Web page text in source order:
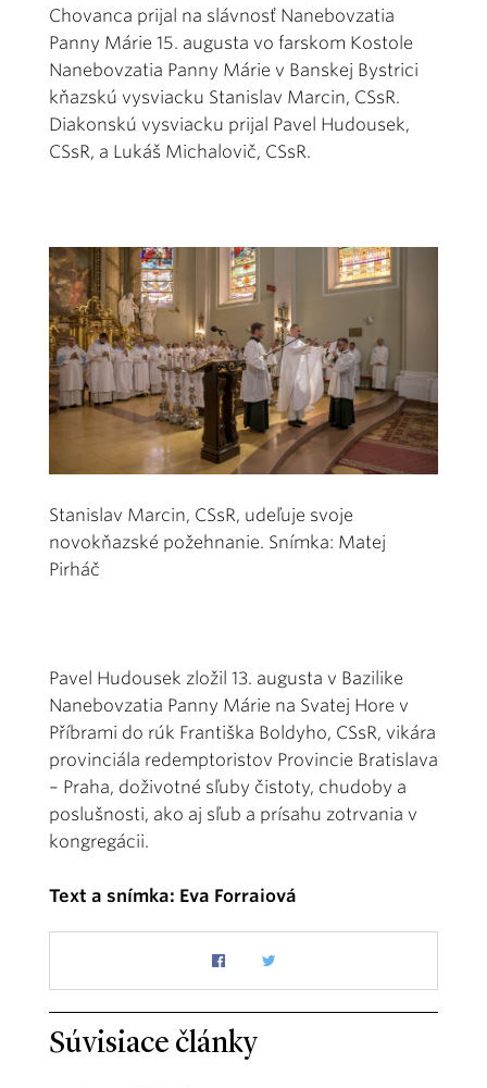
Chovanca prijal na slávnosť Nanebovzatia
Panny Márie 15. augusta vo farskom Kostole
Nanebovzatia Panny Márie v Banskej Bystrici
kňazskú vysviacku Stanislav Marcin, CSsR.
Diakonskú vysviacku prijal Pavel Hudousek,
CSsR, a Lukáš Michalovič, CSsR.
Stanislav Marcin, CSsR, udeľuje svoje
novokňazské požehnanie. Snímka: Matej
Pirháč
Pavel Hudousek zložil 13. augusta v Bazilike
Nanebovzatia Panny Márie na Svatej Hore v
Příbrami do rúk Františka Boldyho, CSsR, vikára
provinciála redemptoristov Provincie Bratislava
– Praha, doživotné sľuby čistoty, chudoby a
poslušnosti, ako aj sľub a prísahu zotrvania v
kongregácii.
Text a snímka: Eva Forraiová
Súvisiace články